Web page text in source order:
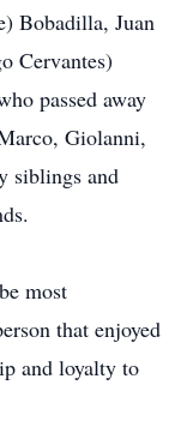
Bobadilla, Juan
Cervantes)
passed away
Giolanni,
siblings and
most
that enjoyed
and loyalty to